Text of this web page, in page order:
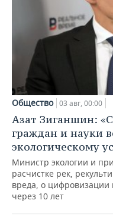
Общество 03 авг, 00:00
Азат Зиганшин:
граждан и науки
экологическому
Министр экологии и
расчистке рек,
вреда, о цифровизации
через 10 лет